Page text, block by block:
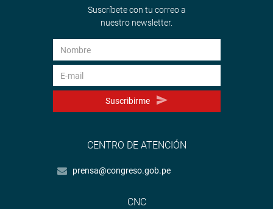
Suscríbete con tu correo a
nuestro newsletter.
Suscribirme
CENTRO DE ATENCIÓN
prensa@congreso.gob.pe
CNC